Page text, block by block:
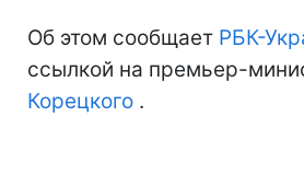
Об этом сообщает РБК-
ссылкой на премьер-
Корецкого .